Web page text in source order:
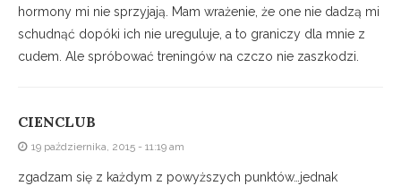
hormony mi nie sprzyjają. Mam wrażenie, że one nie dadzą mi
schudnąć dopóki ich nie ureguluje, a to graniczy dla mnie z
cudem. Ale spróbować treningów na czczo nie zaszkodzi.
CIENCLUB
19 października, 2015 - 11:19 am
zgadzam się z każdym z powyższych punktów…jednak